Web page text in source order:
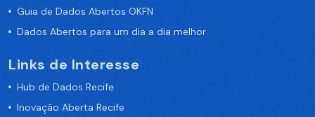
Guia de Dados Abertos OKFN
Dados Abertos para um dia a dia melhor
Links de Interesse
Hub de Dados Recife
Inovação Aberta Recife